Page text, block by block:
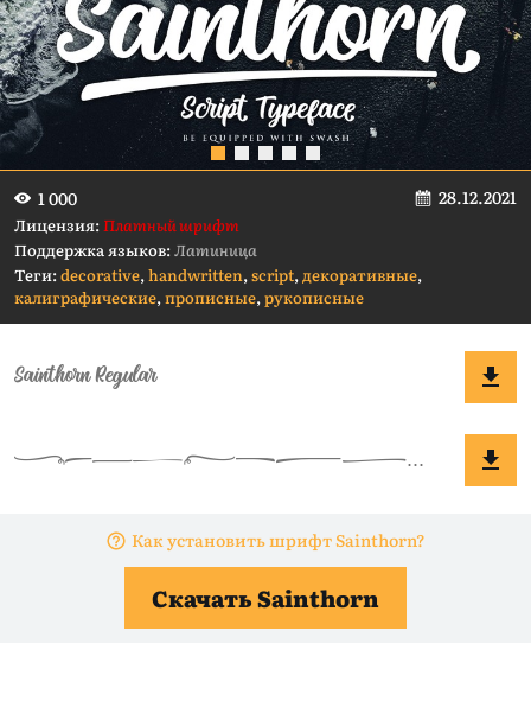
1 000 28.12.2021
Лицензия:Платный шрифт
Поддержка языков:Латиница
Теги:decorative,handwritten,script,декоративные,
калиграфические,прописные,рукописные
Как установить шрифт Sainthorn?
Скачать Sainthorn